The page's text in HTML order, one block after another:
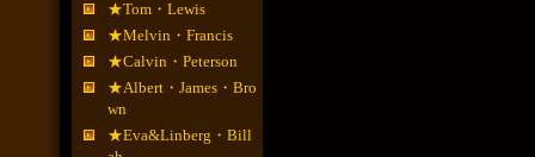
★Tom・Lewis
★Melvin・Francis
★Calvin・Peterson
★Albert・James・Bro
wn
★Eva&Linberg・Bill